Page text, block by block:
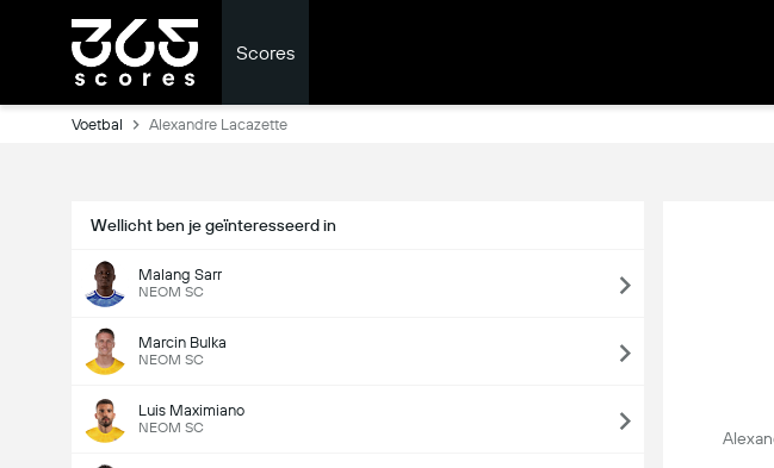
Scores
Voetbal Alexandre Lacazette
Wellicht ben je geïnteresseerd in
Malang Sarr
NEOM SC
Marcin Bulka
NEOM SC
Luis Maximiano
NEOM SC